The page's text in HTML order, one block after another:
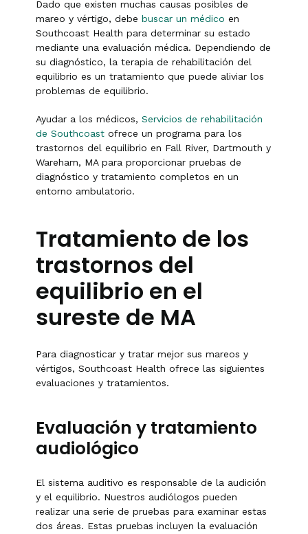
Dado que existen muchas causas posibles de
mareo y vértigo, debe buscar un médico en
Southcoast Health para determinar su estado
mediante una evaluación médica. Dependiendo de
su diagnóstico, la terapia de rehabilitación del
equilibrio es un tratamiento que puede aliviar los
problemas de equilibrio.
Ayudar a los médicos, Servicios de rehabilitación
de Southcoast ofrece un programa para los
trastornos del equilibrio en Fall River, Dartmouth y
Wareham, MA para proporcionar pruebas de
diagnóstico y tratamiento completos en un
entorno ambulatorio.
Tratamiento de los
trastornos del
equilibrio en el
sureste de MA
Para diagnosticar y tratar mejor sus mareos y
vértigos, Southcoast Health ofrece las siguientes
evaluaciones y tratamientos.
Evaluación y tratamiento
audiológico
El sistema auditivo es responsable de la audición
y el equilibrio. Nuestros audiólogos pueden
realizar una serie de pruebas para examinar estas
dos áreas. Estas pruebas incluyen la evaluación